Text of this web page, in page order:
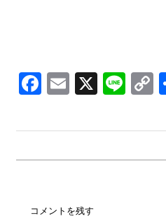
Facebook
Email
X
コメントを残す